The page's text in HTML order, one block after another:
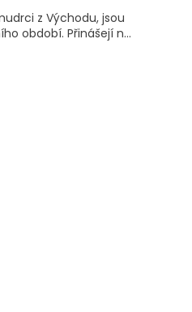
z Východu, jsou
období. Přinášejí n...